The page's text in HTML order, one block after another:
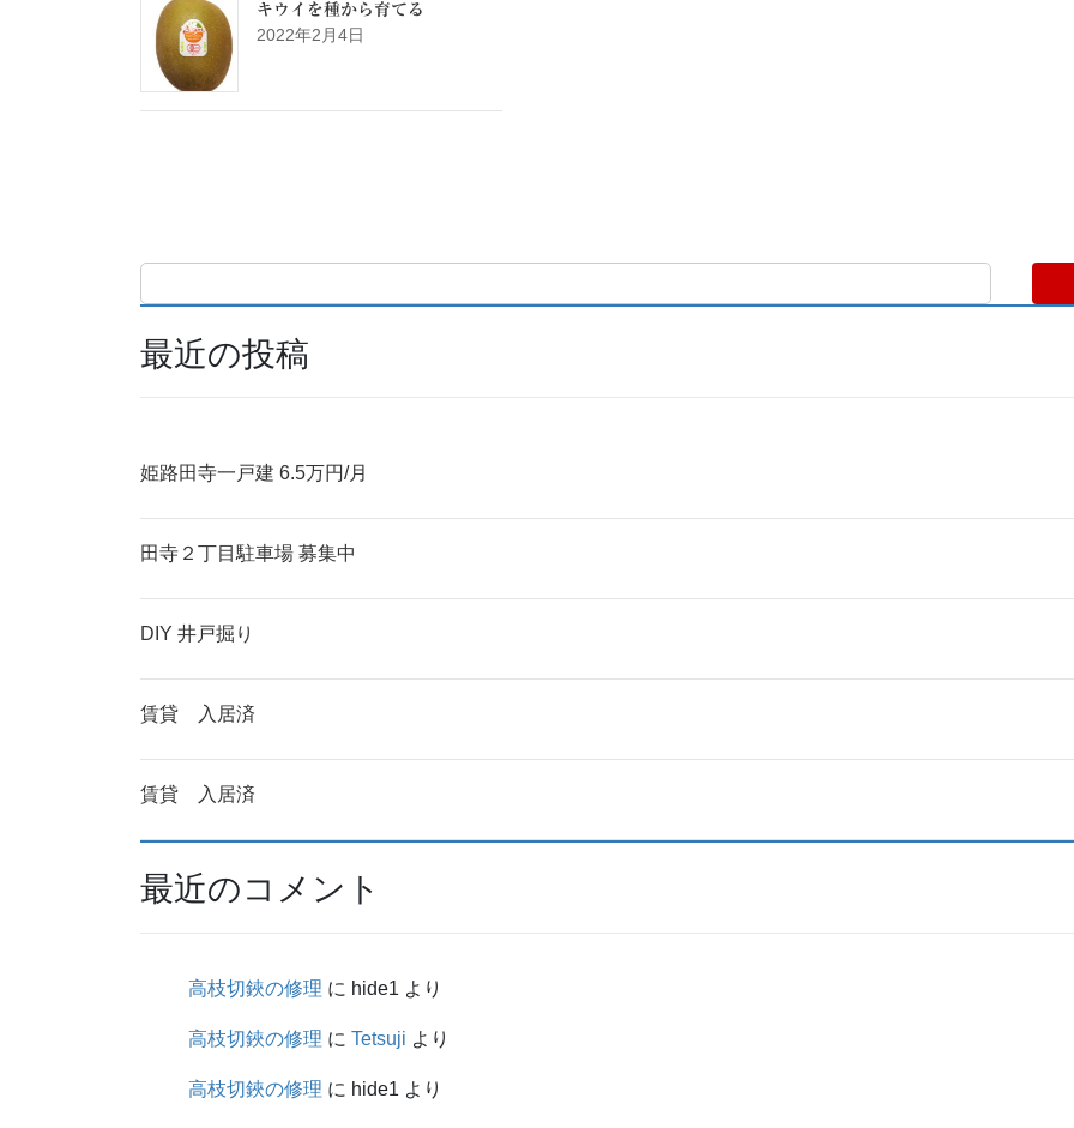
キウイを種から育てる
2022年2月4日
最近の投稿
姫路田寺一戸建 6.5万円/月
田寺２丁目駐車場 募集中
DIY 井戸掘り
賃貸 入居済
賃貸 入居済
最近のコメント
高枝切鋏の修理 に hide1 より
高枝切鋏の修理 に Tetsuji より
高枝切鋏の修理 に hide1 より